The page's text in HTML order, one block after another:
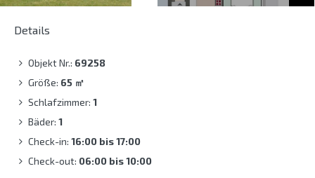
Details
Objekt Nr.: 69258
Größe: 65 ㎡
Schlafzimmer: 1
Bäder: 1
Check-in: 16:00 bis 17:00
Check-out: 06:00 bis 10:00